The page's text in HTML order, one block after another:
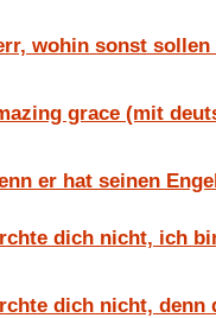
wohin sonst sollen
grace (mit
er hat seinen
dich nicht, ich
dich nicht, denn